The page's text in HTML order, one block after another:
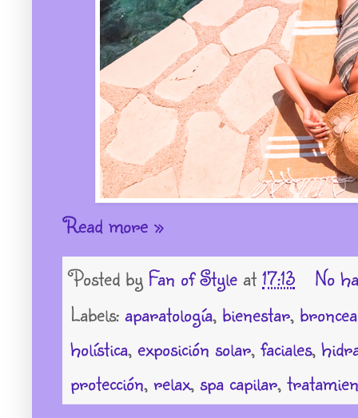
Read more »
Posted by Fan of Style at 17:13
No
Labels: aparatología, bienestar,
holística, exposición solar, faciales,
protección, relax, spa capilar,